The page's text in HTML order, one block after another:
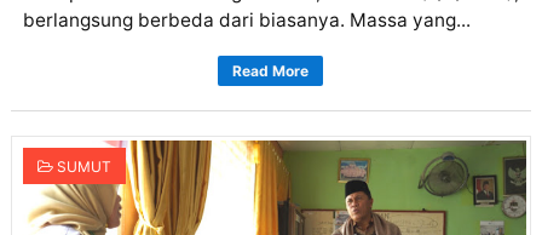
berlangsung berbeda dari biasanya. Massa yang...
Read More
SUMUT